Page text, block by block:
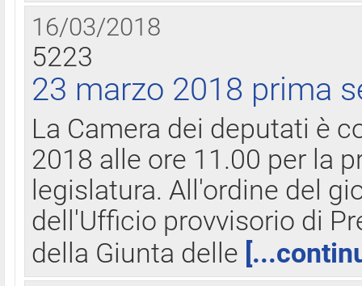
16/03/2018
5223
23 marzo 2018 prima
La Camera dei deputati è
2018 alle ore 11.00 per la
legislatura. All'ordine del
dell'Ufficio provvisorio di
della Giunta delle